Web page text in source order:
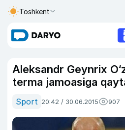
Toshkent
Aleksandr Geynrix
terma jamoasiga
Sport 20:42 / 30.06.2015 907